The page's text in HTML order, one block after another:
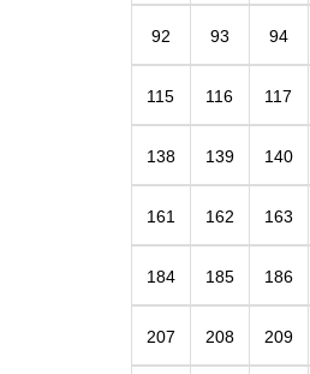
92 93 94
115 116 117
138 139 140
161 162 163
184 185 186
207 208 209